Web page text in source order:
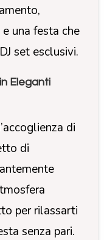
una festa che
set esclusivi.
Eleganti
di
di
per rilassarti
senza pari.